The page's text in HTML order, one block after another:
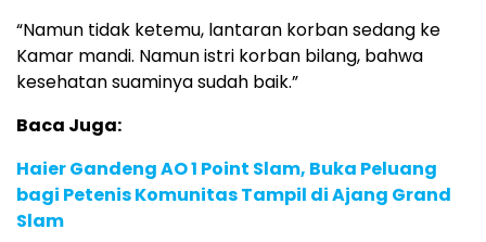
“Namun tidak ketemu, lantaran korban sedang ke
Kamar mandi. Namun istri korban bilang, bahwa
kesehatan suaminya sudah baik.”
Baca Juga:
Haier Gandeng AO 1 Point Slam, Buka Peluang
bagi Petenis Komunitas Tampil di Ajang Grand
Slam